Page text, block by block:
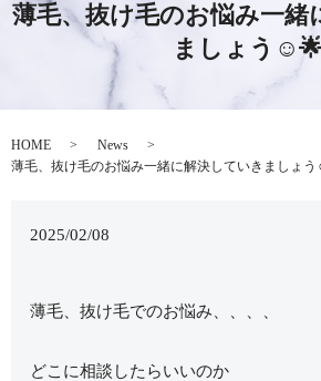
薄毛、抜け毛のお悩み一緒
ましょう
HOME
News
薄毛、抜け毛のお悩み一緒に解決していきましょ
2025/02/08
薄毛、抜け毛でのお悩み、、、、
どこに相談したらいいのか